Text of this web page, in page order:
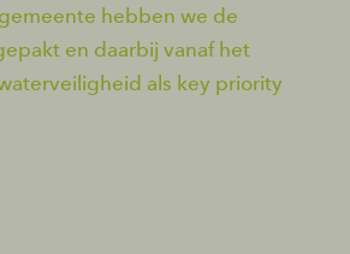
hebben we de
en daarbij vanaf het
als key priority